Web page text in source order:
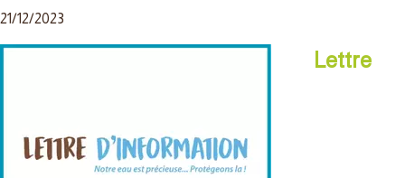
21/12/2023
Lettre